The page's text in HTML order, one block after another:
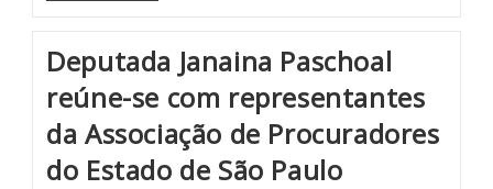
Deputada Janaina Paschoal
reúne-se com representantes
da Associação de Procuradores
do Estado de São Paulo